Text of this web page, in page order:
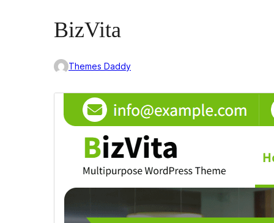
BizVita
Themes Daddy